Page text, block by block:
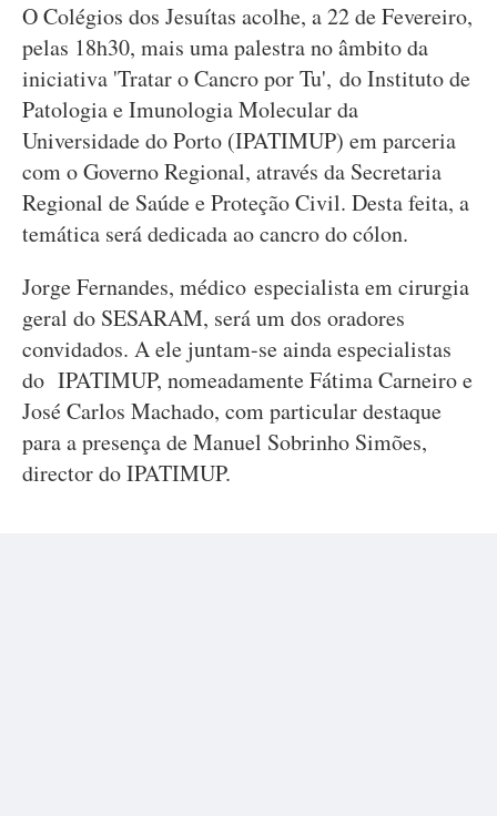
O Colégios dos Jesuítas acolhe, a 22 de Fevereiro,
pelas 18h30, mais uma palestra no âmbito da
iniciativa 'Tratar o Cancro por Tu', do Instituto de
Patologia e Imunologia Molecular da
Universidade do Porto (IPATIMUP) em parceria
com o Governo Regional, através da Secretaria
Regional de Saúde e Proteção Civil. Desta feita, a
temática será dedicada ao cancro do cólon.
Jorge Fernandes, médico especialista em cirurgia
geral do SESARAM, será um dos oradores
convidados. A ele juntam-se ainda especialistas
do IPATIMUP, nomeadamente Fátima Carneiro e
José Carlos Machado, com particular destaque
para a presença de Manuel Sobrinho Simões,
director do IPATIMUP.